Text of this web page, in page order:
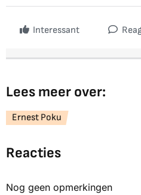
Interessant
Lees meer over:
Ernest Poku
Reacties
Nog geen opmerkingen